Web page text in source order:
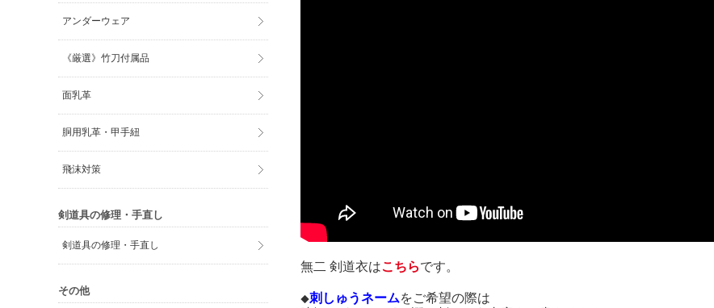
無二 剣道衣はこちらです。
◆刺しゅうネームをご希望の際は
アンダーウェア
《厳選》竹刀付属品
面乳革
胴用乳革・甲手紐
飛沫対策
剣道具の修理・手直し
剣道具の修理・手直し
その他